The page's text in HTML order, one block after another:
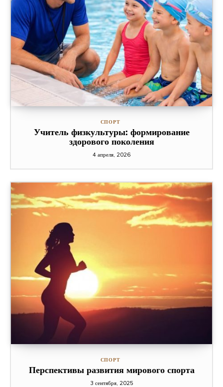
СПОРТ
Учитель физкультуры: формирование
здорового поколения
4 апреля, 2026
СПОРТ
Перспективы развития мирового спорта
3 сентября, 2025